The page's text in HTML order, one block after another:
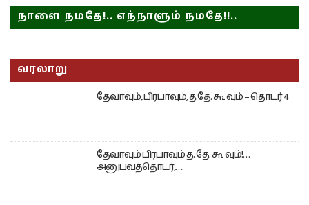
நாளை நமதே!.. எந்நாளும் நமதே!!..
வரலாறு
தேவாவும், பிரபாவும், த.தே. கூ வும் – தொடர் 4
தேவாவும் பிரபாவும் த. தே. கூ வும்!…
அனுபவத்தொடர்,….